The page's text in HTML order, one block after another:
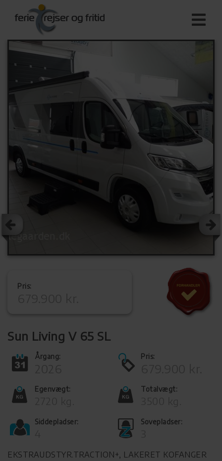
Pris:
Sun Living V 65 SL
Årgang: Pris:
Egenvægt: Totalvægt:
Siddepladser: Sovepladser:
EKSTRAUDSTYR.TRACTION+, LAKERET KOFANGER